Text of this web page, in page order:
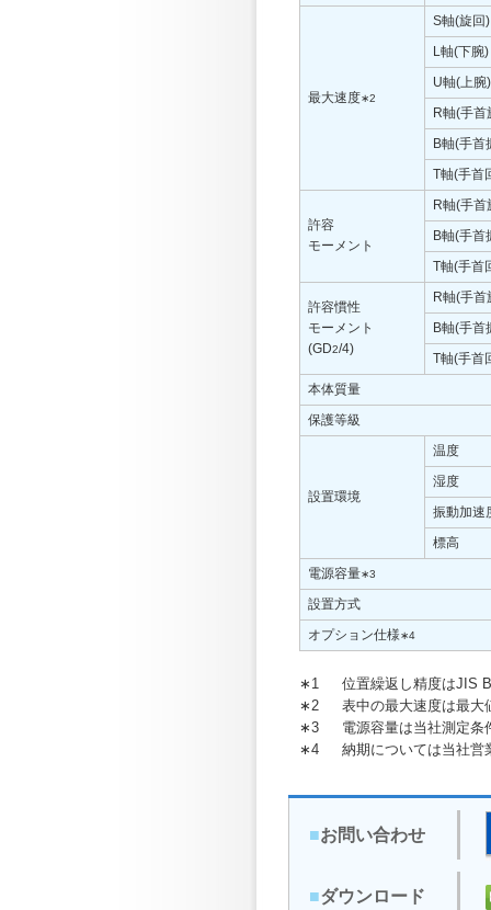
最大速度∗2
S軸(旋回)
L軸(下腕)
U軸(上腕)
R軸(手首
B軸(手首
T軸(手首
許容
モーメント
R軸(手首
B軸(手首
T軸(手首
許容慣性
モーメント
(GD2/4)
R軸(手首
B軸(手首
T軸(手首
本体質量
保護等級
設置環境
温度
湿度
振動加速
標高
電源容量∗3
設置方式
オプション仕様∗4
∗1
位置繰返し精度はJIS
∗2
表中の最大速度は最大
∗3
電源容量は当社測定
∗4
納期については当社営
■お問い合わせ
■ダウンロード